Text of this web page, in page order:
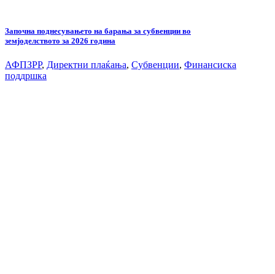
Започна поднесувањето на барања за субвенции во
земјоделството за 2026 година
АФПЗРР, Директни плаќања, Субвенции, Финансиска
поддршка